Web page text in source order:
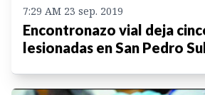
7:29 AM 23 sep. 2019
Encontronazo vial deja
lesionadas en San Pedro